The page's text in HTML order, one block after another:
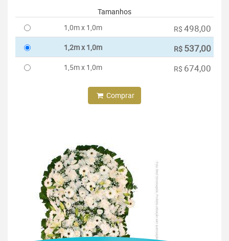
Tamanhos
1,0m x 1,0m
R$ 498,00
1,2m x 1,0m R$ 537,00
1,5m x 1,0m R$ 674,00
Comprar